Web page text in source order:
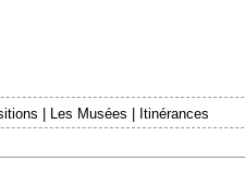
Les Musées
Itinérances